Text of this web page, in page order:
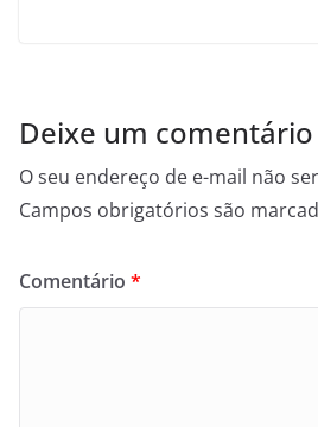
Deixe um comentário
O seu endereço de e-mail não
Campos obrigatórios são
Comentário *